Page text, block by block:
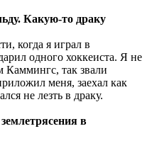
Какую-то драку
когда я играл в
одного хоккеиста. Я не
так звали
меня, заехал как
не лезть в драку.
в